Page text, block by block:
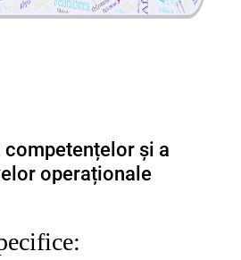
competențelor și a
operaționale